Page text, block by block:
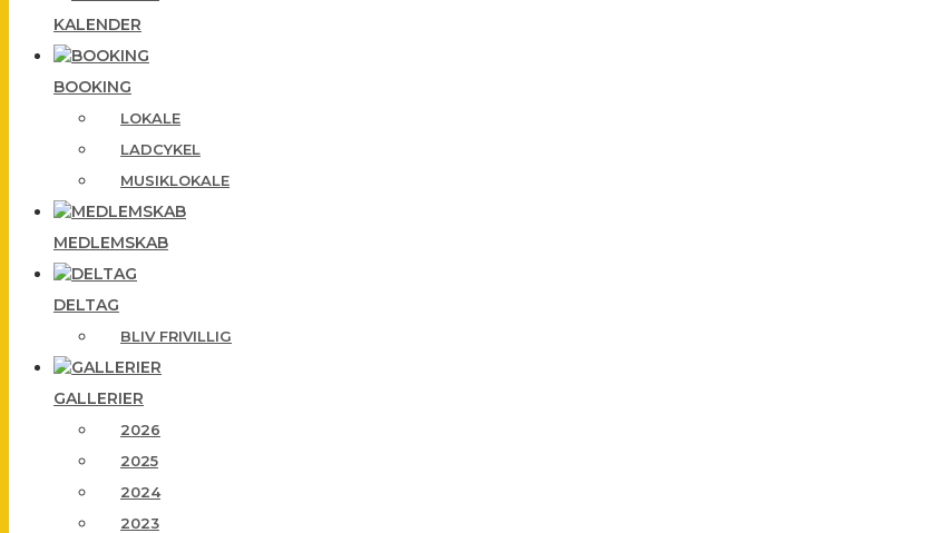
KALENDER
BOOKING
LOKALE
LADCYKEL
MUSIKLOKALE
MEDLEMSKAB
DELTAG
BLIV FRIVILLIG
GALLERIER
2026
2025
2024
2023